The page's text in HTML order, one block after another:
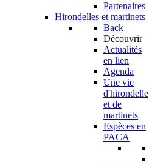
Partenaires
Hirondelles et martinets
Back
Découvrir
Actualités
en lien
Agenda
Une vie
d'hirondelle
et de
martinets
Espèces en
PACA